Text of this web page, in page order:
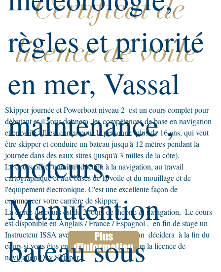
Skipper journée et Powerboat niveau 2 est un cours complet pour
débutant et il vous donnera les compétences de base en navigation
et en voile, Il est conçu pour la personne plus de 16 ans, qui veut
être skipper et conduire un bateau jusqu'à 12 mètres pendant la
journée dans des eaux sûres (jusqu'à 3 milles de la côte).
Le cours offre une introduction à la navigation, au travail
cartographique et aux bases de la voile et du mouillage et de
l'équipement électronique. C'est une excellente façon de
commencer votre carrière de skipper.
La durée du cours est de 2 jours de théorie & navigation, Le cours
est disponible en Anglais / France / Espagnol , en fin de stage un
Instructeur ISSA avec un Yachtmaster Ocean décidera à la fin du
cours si vous êtes en mesure d'obtenir ou non la licence de
navigation Day Skipper.
Certificat de
licence de voile
Plus
d'information
règles et priorité
en mer, Vassal
maintenance ,
moteurs,
Manutention
bateau sous